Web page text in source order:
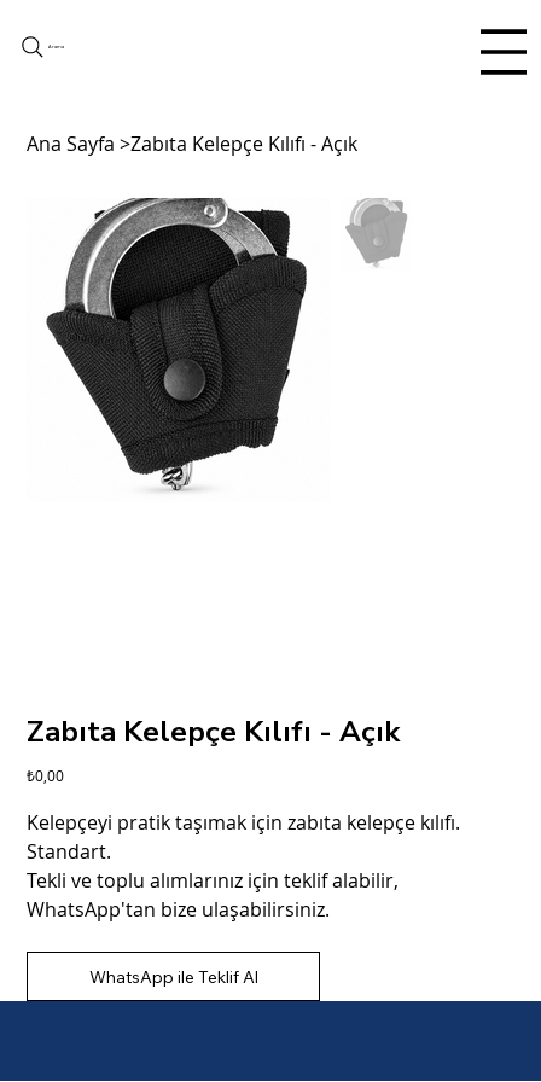
Arama
Ana Sayfa >Zabıta Kelepçe Kılıfı - Açık
Zabıta Kelepçe Kılıfı - Açık
Fiyat
₺0,00
Kelepçeyi pratik taşımak için zabıta kelepçe kılıfı.
Standart.
Tekli ve toplu alımlarınız için teklif alabilir,
WhatsApp'tan bize ulaşabilirsiniz.
WhatsApp ile Teklif Al